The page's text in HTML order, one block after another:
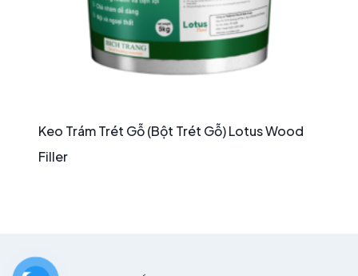
Keo Trám Trét Gỗ (Bột Trét Gỗ) Lotus Wood
Filler